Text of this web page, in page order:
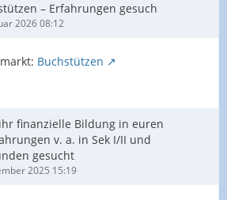
– Erfahrungen gesuch
2026 08:12
Buchstützen
finanzielle Bildung in euren
v. a. in Sek I/II und
gesucht
2025 15:19